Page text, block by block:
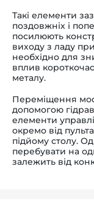
Такі елементи
поздовжніх і
посилюють
виходу з ладу
необхідно для
вплив
металу.
Переміщення
допомогою
елементи
окремо від
підйому столу.
перебувати на
залежить від